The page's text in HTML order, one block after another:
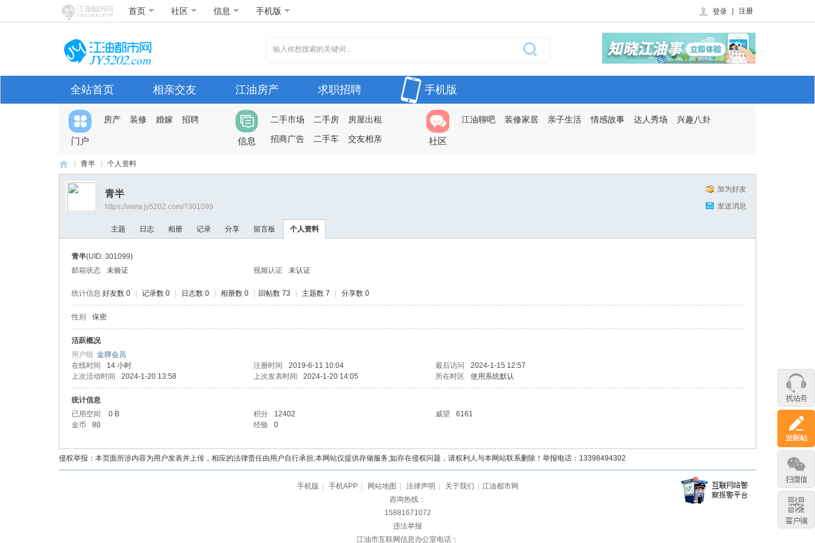
首页 社区 信息 手机版 登录 注册
全站首页 相亲交友 江油房产 求职招聘 手机版
门户
房产 装修 婚嫁 招聘
信息
二手市场 二手房
房屋出租
招商广告
二手车 交友相亲 社区
江油聊吧 装修家居 亲子生活 情感故事 达人秀场 兴趣八卦
都
›
青半
›
个人资料
加为好友
发送消息
青半
https://www.jy5202.com/?301099
主题 日志 相册 记录 分享 留言板 个人资料
青半(UID: 301099)
邮箱状态
未验证 视频认证 未认证
统计信息 好友数 0 记录数 0 日志数 0 相册数 0 回帖数 73 主题数 7 分享数 0
性别 保密
活跃概况
用户组 金牌会员
在线时间
14 小时 注册时间 2019-6-11 10:04 最后访问
2024-1-15 12:57
上次活动时间
2024-1-20 13:58 上次发表时间 2024-1-20 14:05 所在时区 使用系统默认
统计信息
已用空间
0 B 积分 12402 威望
6161
金币
80 经验 0
侵权举报：本页面所涉内容为用户发表并上传，相应的法律责任由用户自行承担;本网站仅提供存储服务;如存在侵权问题，请权利人与本网站联系删除！举报电话：13398494302
手机版 手机APP 网站地图 法律声明 关于我们
江油都市网
咨询热线：
15881671072
违法举报
江油市互联网信息办公室电话：